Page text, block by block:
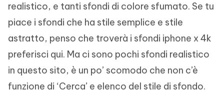
realistico, e tanti sfondi di colore sfumato. Se tu
piace i sfondi che ha stile semplice e stile
astratto, penso che troverà i sfondi iphone x 4k
preferisci qui. Ma ci sono pochi sfondi realistico
in questo sito, è un po’ scomodo che non c’è
funzione di ‘Cerca’ e elenco del stile di sfondo.